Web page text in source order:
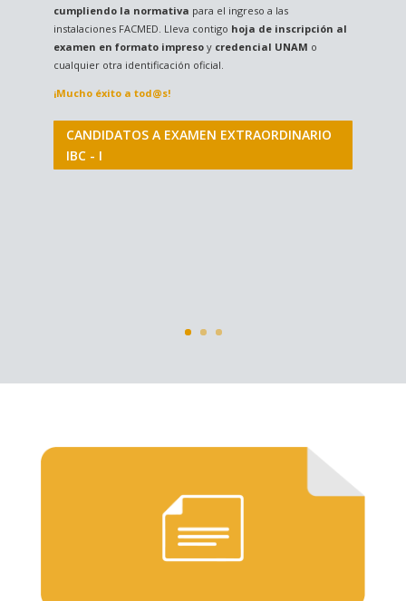
cumpliendo la normativa para el ingreso a las
instalaciones FACMED. Lleva contigo hoja de inscripción al
examen en formato impresoy credencial UNAM o
cualquier otra identificación oficial.
¡Mucho éxito a tod@s!
CANDIDATOS A EXAMEN EXTRAORDINARIO
IBC - I